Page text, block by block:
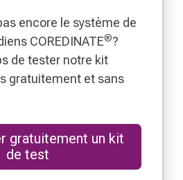
encore le système de
COREDINATE®?
de tester notre kit
gratuitement et sans
gratuitement un kit
de test